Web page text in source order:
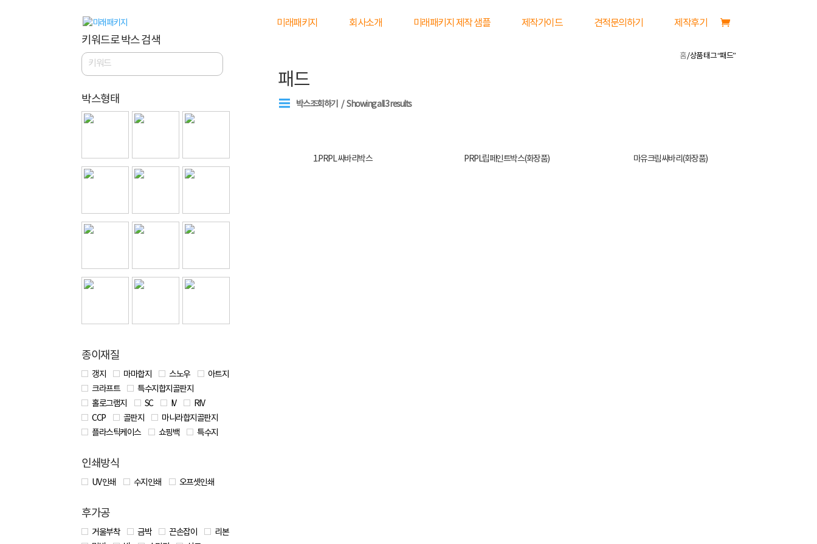
미래패키지 회사소개 미래패키지 제작 샘플 제작가이드 견적문의하기 제작후기
홈/ 상품 태그 “패드”
패드
박스조회하기 Showing all 3 results
1.PRPL 싸바리박스 PRPL립페인트박스(화장품) 마유크림싸바리(화장품)
키워드로 박스 검색
박스형태
종이재질
갱지 마마합지 스노우
아트지
크라프트
특수지합지골판지
홀로그램지
SC IV
RIV
CCP
골판지
마니라합지골판지
플라스틱케이스
쇼핑백 특수지
인쇄방식
UV 인쇄 수지인쇄 오프셋인쇄
후가공
거울부착 금박 끈손잡이
리본